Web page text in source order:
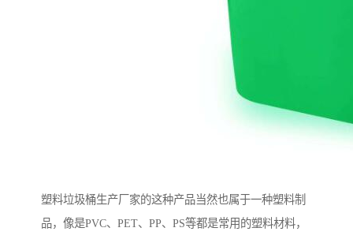
塑料垃圾桶生产厂家的这种产品当然也属于一种塑料制
品，像是PVC、PET、PP、PS等都是常用的塑料材料，